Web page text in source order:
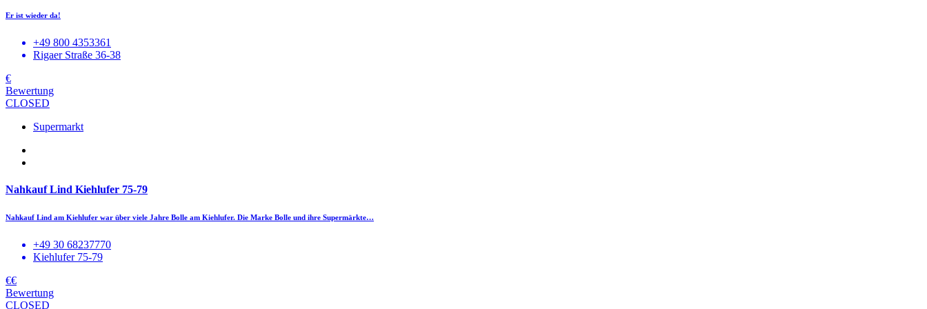
Er ist wieder da!
+49 800 4353361
Rigaer Straße 36-38
€
Bewertung
CLOSED
Supermarkt
Nahkauf Lind Kiehlufer 75-79
Nahkauf Lind am Kiehlufer war über viele Jahre Bolle am Kiehlufer. Die Marke Bolle und ihre Supermärkte…
+49 30 68237770
Kiehlufer 75-79
€€
Bewertung
CLOSED